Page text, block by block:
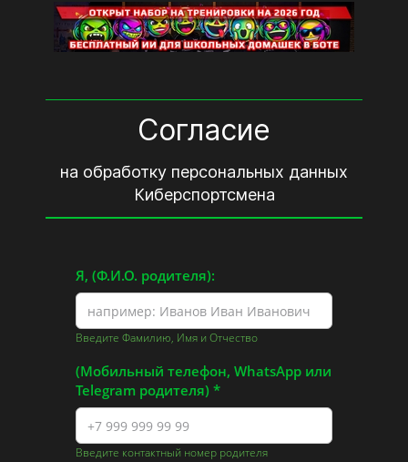
Согласие
на обработку персональных данных
Киберспортсмена
Я, (Ф.И.О. родителя):
Введите Фамилию, Имя и Отчество
(Мобильный телефон, WhatsApp или
Telegram родителя)
Введите контактный номер родителя